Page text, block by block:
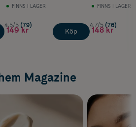
FINNS I LAGER
4.5/5 (79)
149 kr Köp
FINNS I LAGER
4.7/5 (76)
148 kr
Magazine